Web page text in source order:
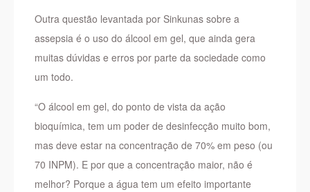
Outra questão levantada por Sinkunas sobre a
assepsia é o uso do álcool em gel, que ainda gera
muitas dúvidas e erros por parte da sociedade como
um todo.
“O álcool em gel, do ponto de vista da ação
bioquímica, tem um poder de desinfecção muito bom,
mas deve estar na concentração de 70% em peso (ou
70 INPM). E por que a concentração maior, não é
melhor? Porque a água tem um efeito importante